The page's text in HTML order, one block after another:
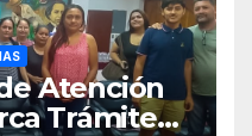
Atención
Trámite